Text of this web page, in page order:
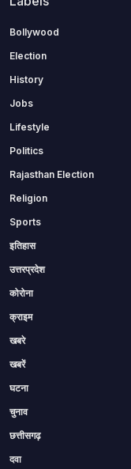
Bollywood
Election
History
Jobs
Lifestyle
Politics
Rajasthan Election
Religion
Sports
इतिहास
उत्तरप्रदेश
कोरोना
क्राइम
खबरे
खबरें
घटना
चुनाव
छत्तीसगढ़
दवा